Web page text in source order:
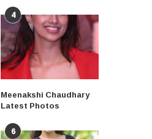
4
Meenakshi Chaudhary
Latest Photos
6